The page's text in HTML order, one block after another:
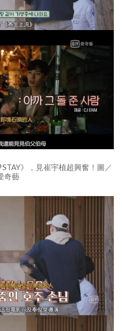
》，見崔宇植超興奮！圖／
奇藝